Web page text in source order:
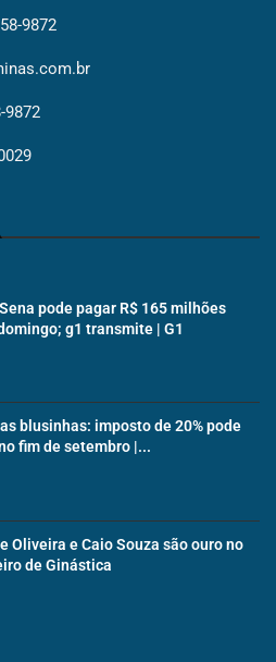
9872
9872
pode pagar R$ 165 milhões
g1 transmite | G1
blusinhas: imposto de 20% pode
fim de setembro |...
Oliveira e Caio Souza são ouro no
de Ginástica